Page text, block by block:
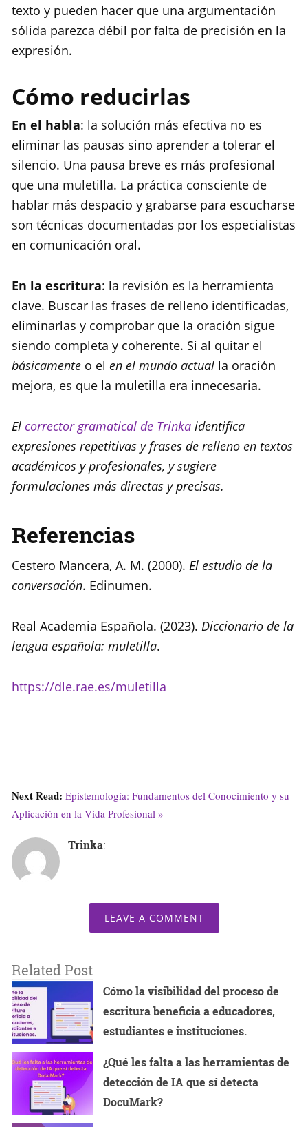
texto y pueden hacer que una argumentación
sólida parezca débil por falta de precisión en la
expresión.
Cómo reducirlas
En el habla: la solución más efectiva no es
eliminar las pausas sino aprender a tolerar el
silencio. Una pausa breve es más profesional
que una muletilla. La práctica consciente de
hablar más despacio y grabarse para escucharse
son técnicas documentadas por los especialistas
en comunicación oral.
En la escritura: la revisión es la herramienta
clave. Buscar las frases de relleno identificadas,
eliminarlas y comprobar que la oración sigue
siendo completa y coherente. Si al quitar el
básicamente o el en el mundo actual la oración
mejora, es que la muletilla era innecesaria.
El correctorgramatical de Trinka identifica
expresiones repetitivas y frases de relleno en textos
académicos y profesionales, y sugiere
formulaciones más directas y precisas.
Referencias
Cestero Mancera, A. M. (2000). El estudio de la
conversación. Edinumen.
Real Academia Española. (2023). Diccionario de la
lengua española: muletilla.
https://dle.rae.es/muletilla
Next Read: Epistemología: Fundamentos del Conocimiento y su
Aplicación en la Vida Profesional »
Trinka:
LEAVE A COMMENT
Related Post
Cómo la visibilidad del proceso de
escritura beneficia a educadores,
estudiantes e instituciones.
¿Qué les falta a las herramientas de
detección de IA que sí detecta
DocuMark?